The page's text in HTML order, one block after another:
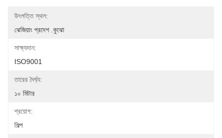
উৎপত্তি স্থল:
ঝেজিয়াং প্রদেশ .কুঝো
সাক্ষ্যদান:
ISO9001
তারের দৈর্ঘ্য:
১০ মিটার
প্রয়োগ:
শিল্প